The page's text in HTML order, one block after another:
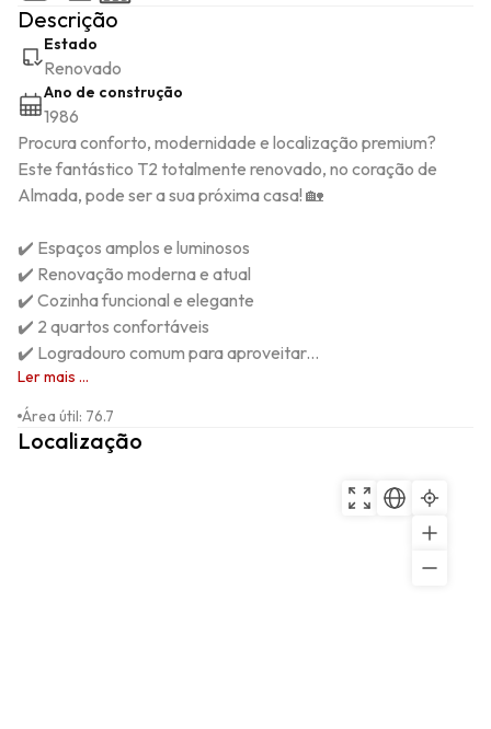
Descrição
Estado
Renovado
Ano de construção
1986
Procura conforto, modernidade e localização premium?
Este fantástico T2 totalmente renovado, no coração de
Almada, pode ser a sua próxima casa! 🏡
✔️ Espaços amplos e luminosos
✔️ Renovação moderna e atual
✔️ Cozinha funcional e elegante
✔️ 2 quartos confortáveis
✔️ Logradouro comum para aproveitar...
Ler mais ...
Área útil: 76.7
Localização